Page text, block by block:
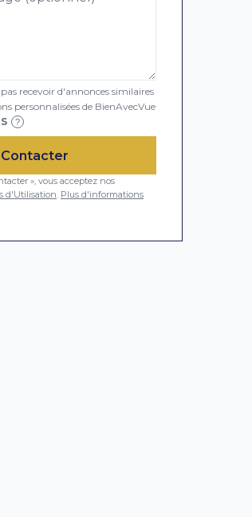
recevoir d'annonces similaires
personnalisées de BienAvecVue
?
Contacter
», vous acceptez nos
d'Utilisation. Plus d'informations